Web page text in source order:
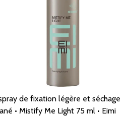
de fixation légère et séchage
• Mistify Me Light 75 ml • Eimi